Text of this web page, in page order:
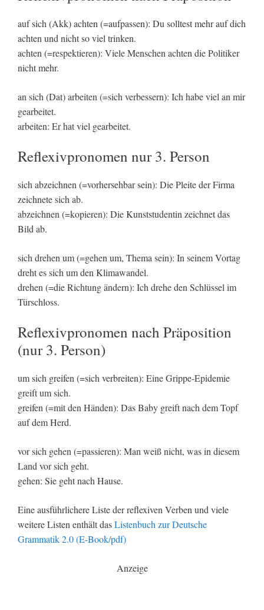
auf sich (Akk) achten (=aufpassen): Du solltest mehr auf dich
achten und nicht so viel trinken.
achten (=respektieren): Viele Menschen achten die Politiker
nicht mehr.
an sich (Dat) arbeiten (=sich verbessern): Ich habe viel an mir
gearbeitet.
arbeiten: Er hat viel gearbeitet.
Reflexivpronomen nur 3. Person
sich abzeichnen (=vorhersehbar sein): Die Pleite der Firma
zeichnete sich ab.
abzeichnen (=kopieren): Die Kunststudentin zeichnet das
Bild ab.
sich drehen um (=gehen um, Thema sein): In seinem Vortag
dreht es sich um den Klimawandel.
drehen (=die Richtung ändern): Ich drehe den Schlüssel im
Türschloss.
Reflexivpronomen nach Präposition
(nur 3. Person)
um sich greifen (=sich verbreiten): Eine Grippe-Epidemie
greift um sich.
greifen (=mit den Händen): Das Baby greift nach dem Topf
auf dem Herd.
vor sich gehen (=passieren): Man weiß nicht, was in diesem
Land vor sich geht.
gehen: Sie geht nach Hause.
Eine ausführlichere Liste der reflexiven Verben und viele
weitere Listen enthält dasListenbuch zur Deutsche
Grammatik 2.0 (E-Book/pdf)
Anzeige